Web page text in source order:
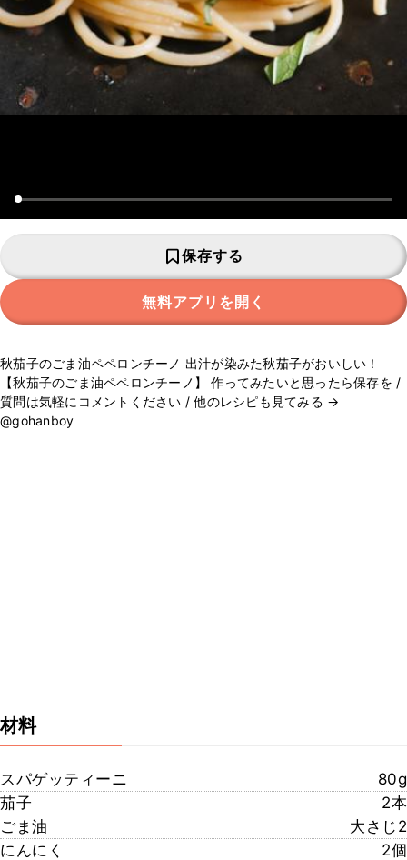
保存する
無料アプリを開く
秋茄子のごま油ペペロンチーノ 出汁が染みた秋茄子がおいしい！
【秋茄子のごま油ペペロンチーノ】 作ってみたいと思ったら保存を /
質問は気軽にコメントください / 他のレシピも見てみる →
@gohanboy
材料
スパゲッティーニ
80g
茄子
2本
ごま油
大さじ2
にんにく
2個